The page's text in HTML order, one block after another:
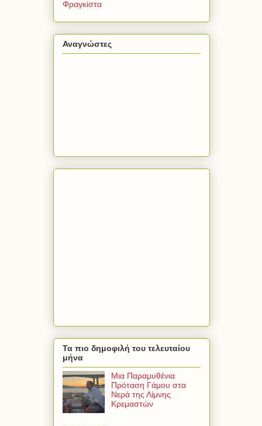
Φραγκίστα
Αναγνώστες
Τα πιο δημοφιλή του τελευταίου
μήνα
Μια Παραμυθένια
Πρόταση Γάμου στα
Νερά της Λίμνης
Κρεμαστών